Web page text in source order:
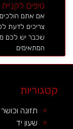
טיפים
אם אתם
צריכים לדעת
שכבר יש לכם
המתאימים
קטגוריות
תזונה וכושר
שעון יד